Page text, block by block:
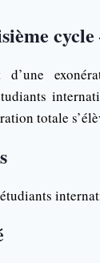
cycle
d’une
totale